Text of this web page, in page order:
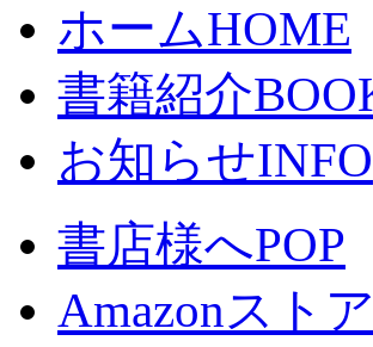
ホームHOME
書籍紹介
お知らせINFO
書店様へPOP
Amazonストア